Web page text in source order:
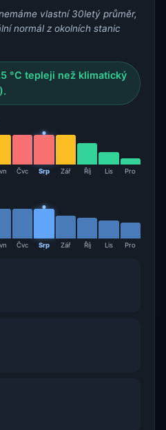
vlastní 30letý průměr,
normál z okolních stanic
°C tepleji než klimatický
Čvc Srp Zář Říj Lis Pro
Čvc Srp Zář Říj Lis Pro